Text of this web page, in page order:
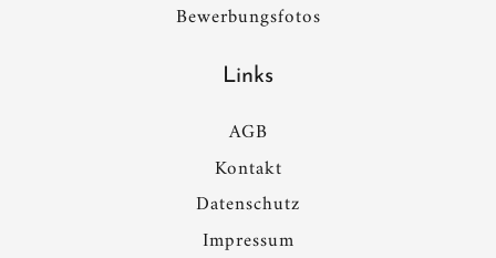
Bewerbungsfotos
Links
AGB
Kontakt
Datenschutz
Impressum